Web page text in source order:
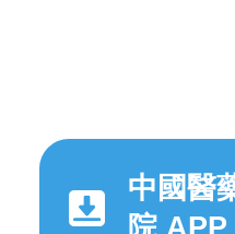
中國醫
院 APP